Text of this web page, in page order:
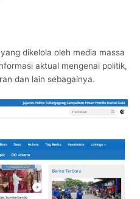
dikelola oleh media massa
aktual mengenai politik,
dan lain sebagainya.